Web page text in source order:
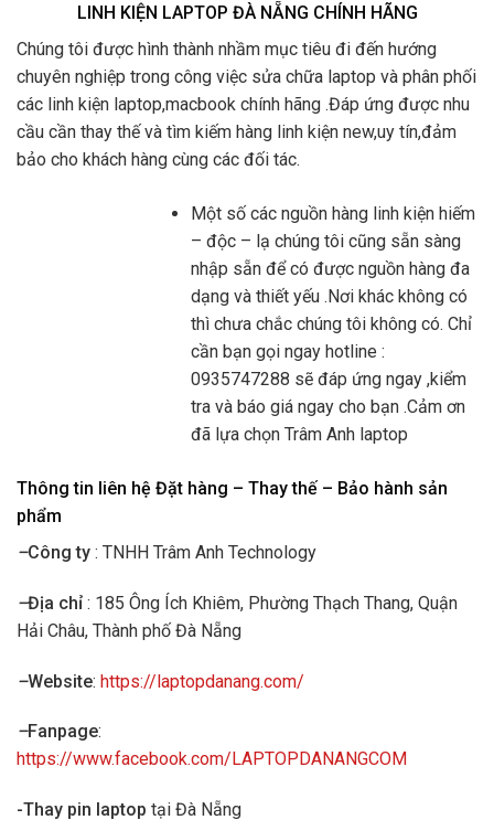
LINH KIỆN LAPTOP ĐÀ NẴNG CHÍNH HÃNG
Chúng tôi được hình thành nhầm mục tiêu đi đến hướng
chuyên nghiệp trong công việc sửa chữa laptop và phân phối
các linh kiện laptop,macbook chính hãng .Đáp ứng được nhu
cầu cần thay thế và tìm kiếm hàng linh kiện new,uy tín,đảm
bảo cho khách hàng cùng các đối tác.
Một số các nguồn hàng linh kiện hiếm
– độc – lạ chúng tôi cũng sẵn sàng
nhập sẵn để có được nguồn hàng đa
dạng và thiết yếu .Nơi khác không có
thì chưa chắc chúng tôi không có. Chỉ
cần bạn gọi ngay hotline :
0935747288 sẽ đáp ứng ngay ,kiểm
tra và báo giá ngay cho bạn .Cảm ơn
đã lựa chọn Trâm Anh laptop
Thông tin liên hệ Đặt hàng – Thay thế – Bảo hành sản
phẩm
–Công ty : TNHH Trâm Anh Technology
–Địa chỉ : 185 Ông Ích Khiêm, Phường Thạch Thang, Quận
Hải Châu, Thành phố Đà Nẵng
–Website: https://laptopdanang.com/
–Fanpage:
https://www.facebook.com/LAPTOPDANANGCOM
-Thay pin laptop tại Đà Nẵng